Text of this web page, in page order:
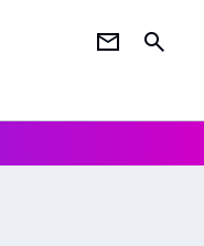
newsletter search